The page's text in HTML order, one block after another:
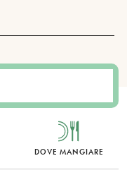
DOVE MANGIARE